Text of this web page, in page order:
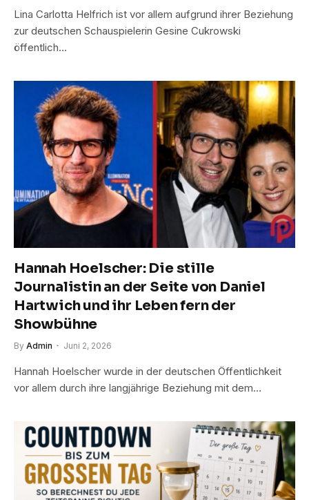
Lina Carlotta Helfrich ist vor allem aufgrund ihrer Beziehung
zur deutschen Schauspielerin Gesine Cukrowski
öffentlich…
Hannah Hoelscher: Die stille
Journalistin an der Seite von Daniel
Hartwich und ihr Leben fern der
Showbühne
By Admin Juni 2, 2026
Hannah Hoelscher wurde in der deutschen Öffentlichkeit
vor allem durch ihre langjährige Beziehung mit dem…